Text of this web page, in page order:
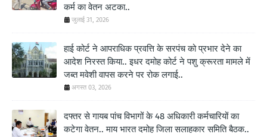
कर्म का वेतन अटका..
जुलाई 31, 2026
हाई कोर्ट ने आपराधिक प्रवत्ति के सरपंच को प्रभार देने का
आदेश निरस्त किया.. इधर दमोह कोर्ट ने पशु क्रूरता मामले में
जब्त मवेशी वापस करने पर रोक लगाई..
अगस्त 03, 2026
दफ्तर से गायब पांच विभागों के 48 अधिकारी कर्मचारियों का
कटेगा वेतन.. माय भारत दमोह जिला सलाहकार समिति बैठक..